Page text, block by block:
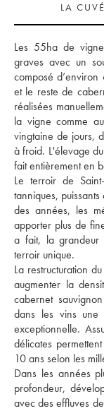
LA
Les 55ha de
graves avec un
composé
et le reste de
réalisées
la vigne comme
vingtaine de jours,
à froid. L'élevage
fait entièrement en
Le terroir de
tanniques,
des années, les
apporter plus de
a fait, la grandeur
terroir unique.
La restructuration
augmenter la
cabernet
dans les vins une
exceptionnelle.
délicates
10 ans selon les
Dans les années
profondeur,
avec des effluves